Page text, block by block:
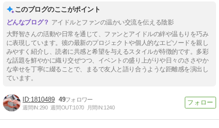
このブログのここがポイント
アイドルとファンの温かい交流を伝える陰影
大野智さんの活動や日常を通じて、ファンとアイドルの絆や温もりを巧み
に表現しています。彼の最新のプロジェクトや個人的なエピソードを親し
みやすく紹介し、読者に共感と希望を与えるスタイルが特徴的です。多彩
な話題を鮮やかに織り交ぜつつ、イベントの盛り上がりや日々のささやか
な幸せを丁寧に綴ることで、まるで友人と語り合うような距離感を演出し
ています。
1810489 49
週間IN:290 週間OUT:1070 月間IN:1240